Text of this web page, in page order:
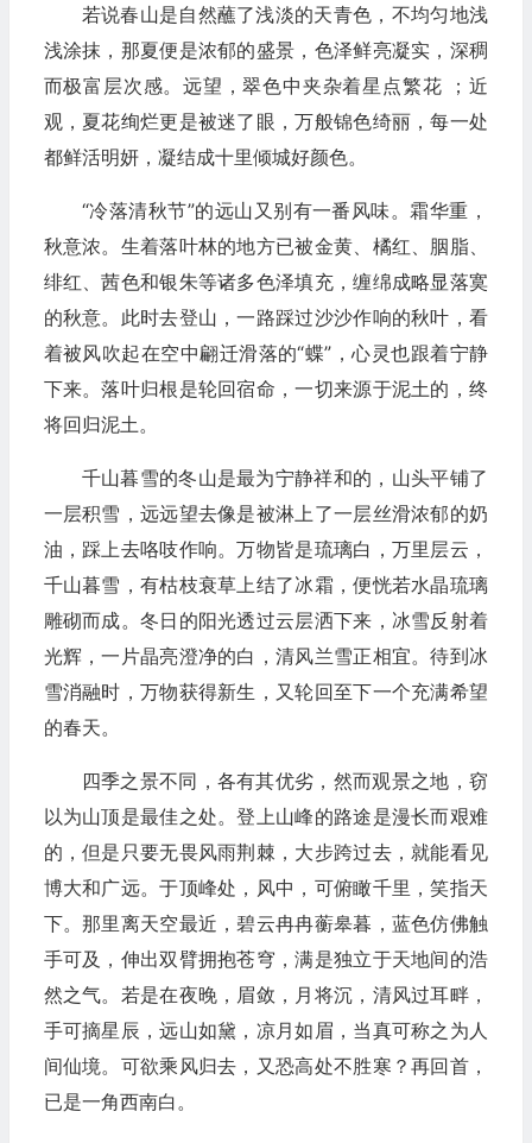
若说春山是自然蘸了浅淡的天青色，不均匀地浅
浅涂抹，那夏便是浓郁的盛景，色泽鲜亮凝实，深稠
而极富层次感。远望，翠色中夹杂着星点繁花 ；近
观，夏花绚烂更是被迷了眼，万般锦色绮丽，每一处
都鲜活明妍，凝结成十里倾城好颜色。
“冷落清秋节”的远山又别有一番风味。霜华重，
秋意浓。生着落叶林的地方已被金黄、橘红、胭脂、
绯红、茜色和银朱等诸多色泽填充，缠绵成略显落寞
的秋意。此时去登山，一路踩过沙沙作响的秋叶，看
着被风吹起在空中翩迁滑落的“蝶”，心灵也跟着宁静
下来。落叶归根是轮回宿命，一切来源于泥土的，终
将回归泥土。
千山暮雪的冬山是最为宁静祥和的，山头平铺了
一层积雪，远远望去像是被淋上了一层丝滑浓郁的奶
油，踩上去咯吱作响。万物皆是琉璃白，万里层云，
千山暮雪，有枯枝衰草上结了冰霜，便恍若水晶琉璃
雕砌而成。冬日的阳光透过云层洒下来，冰雪反射着
光辉，一片晶亮澄净的白，清风兰雪正相宜。待到冰
雪消融时，万物获得新生，又轮回至下一个充满希望
的春天。
四季之景不同，各有其优劣，然而观景之地，窃
以为山顶是最佳之处。登上山峰的路途是漫长而艰难
的，但是只要无畏风雨荆棘，大步跨过去，就能看见
博大和广远。于顶峰处，风中，可俯瞰千里，笑指天
下。那里离天空最近，碧云冉冉蘅皋暮，蓝色仿佛触
手可及，伸出双臂拥抱苍穹，满是独立于天地间的浩
然之气。若是在夜晚，眉敛，月将沉，清风过耳畔，
手可摘星辰，远山如黛，凉月如眉，当真可称之为人
间仙境。可欲乘风归去，又恐高处不胜寒？再回首，
已是一角西南白。